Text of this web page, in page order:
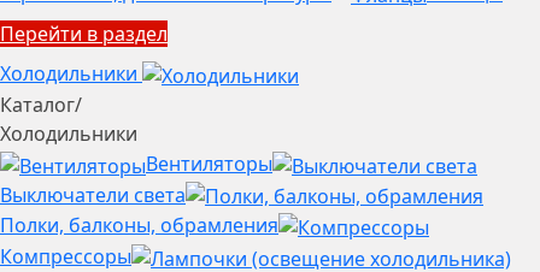
Перейти в раздел
Холодильники
Каталог/
Холодильники
Вентиляторы
Выключатели света
Полки, балконы, обрамления
Компрессоры